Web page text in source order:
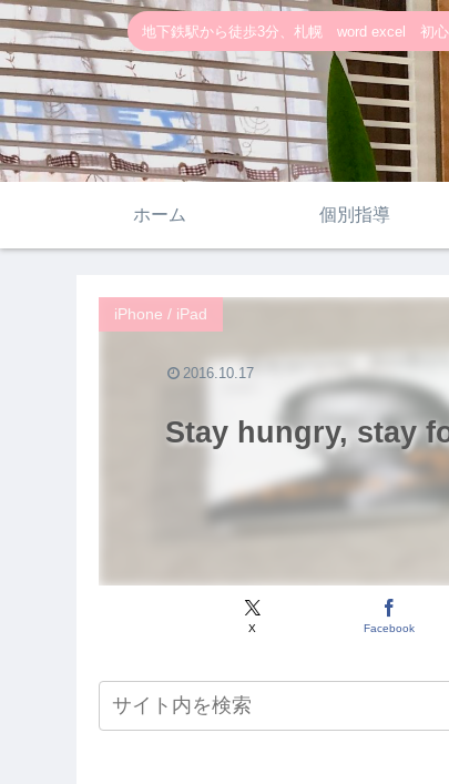
地下鉄駅から徒歩3分、札幌 word excel 初
ホーム 個別指導
Stay hungry, stay
iPhone / iPad
X Facebook
2016.10.17